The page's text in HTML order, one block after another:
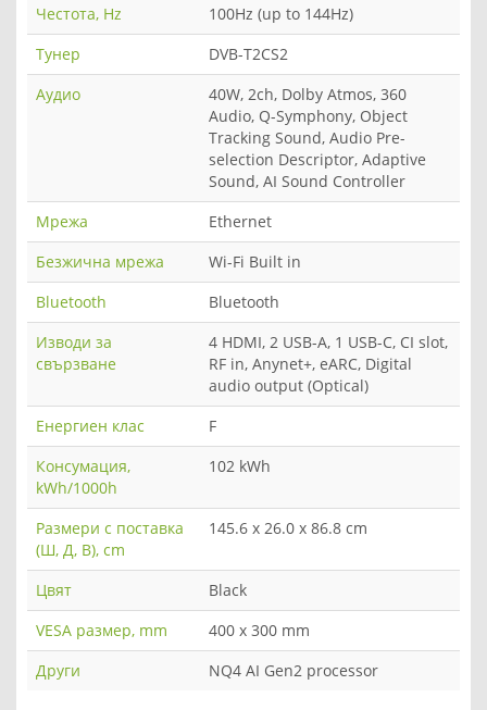
Честота, Hz
100Hz (up to 144Hz)
Тунер
DVB-T2CS2
Аудио
40W, 2ch, Dolby Atmos, 360
Audio, Q-Symphony, Object
Tracking Sound, Audio Pre-
selection Descriptor, Adaptive
Sound, AI Sound Controller
Мрежа
Ethernet
Безжична мрежа
Wi-Fi Built in
Bluetooth
Bluetooth
Изводи за
свързване
4 HDMI, 2 USB-A, 1 USB-C, CI slot,
RF in, Anynet+, eARC, Digital
audio output (Optical)
Енергиен клас
F
Консумация,
kWh/1000h
102 kWh
Размери с поставка
(Ш, Д, В), cm
145.6 x 26.0 x 86.8 cm
Цвят
Black
VESA размер, mm
400 x 300 mm
Други
NQ4 AI Gen2 processor